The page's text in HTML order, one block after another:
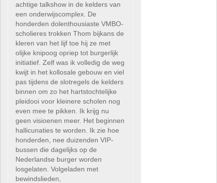
achtige talkshow in de kelders van
een onderwijscomplex. De
honderden dolenthousiaste VMBO-
scholieres trokken Thom bijkans de
kleren van het lijf toe hij ze met
olijke knipoog opriep tot burgerlijk
initiatief. Zelf was ik volledig de weg
kwijt in het kollosale gebouw en viel
pas tijdens de slotregels de kelders
binnen om zo het hartstochtelijke
pleidooi voor kleinere scholen nog
even mee te pikken. Ik krijg nu
geen visioenen meer. Het beginnen
hallicunaties te worden. Ik zie hoe
honderden, nee duizenden VIP-
bussen die dagelijks op de
Nederlandse burger worden
losgelaten. Volgeladen met
bewindslieden,